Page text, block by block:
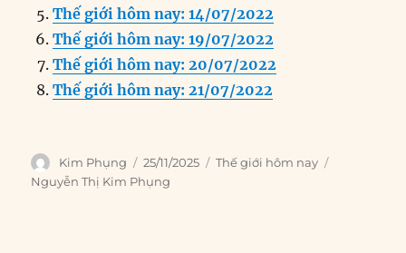
o
k
n
er p m
Thế giới hôm nay: 14/07/2022
Thế giới hôm nay: 19/07/2022
Thế giới hôm nay: 20/07/2022
Thế giới hôm nay: 21/07/2022
Author
Kim Phụng
Posted
on
25/11/2025 Categories
Thế giới hôm nay
Nguyễn Thị Kim Phụng